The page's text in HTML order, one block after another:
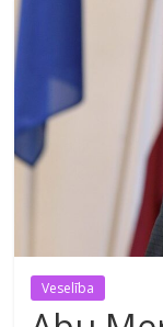
Veselība